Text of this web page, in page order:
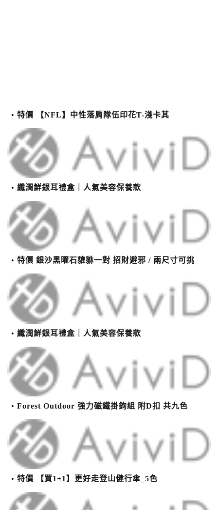
特價 【NFL】中性落肩隊伍印花T-淺卡其
纖潤鮮銀耳禮盒｜人氣美容保養款
特價 銀沙黑曜石貔貅一對 招財避邪 / 兩尺寸可挑
纖潤鮮銀耳禮盒｜人氣美容保養款
Forest Outdoor 強力磁鐵掛鉤組 附D扣 共九色
特價 【買1+1】更好走登山健行傘_5色